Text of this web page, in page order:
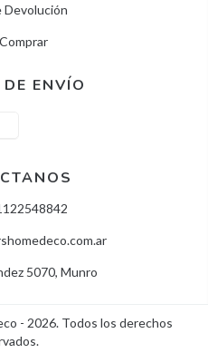
Devolución
ENVÍO
5070, Munro
- 2026. Todos los derechos